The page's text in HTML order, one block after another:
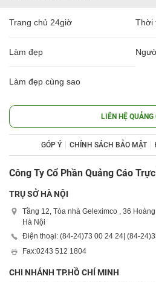
Trang chủ 24giờ Thời
Làm đẹp
Làm đẹp cùng sao
LIÊN HỆ QUẢNG
GÓP Ý CHÍNH SÁCH BẢO MẬT
Công Ty Cổ Phần Quảng Cáo
TRỤ SỞ HÀ NỘI
Tầng 12, Tòa nhà Geleximco , 36
Hà Nội
Điện thoại: (84-24)73 00 24 24 | (84-24)
Fax:0243 512 1804
CHI NHÁNH TP.HỒ CHÍ MINH